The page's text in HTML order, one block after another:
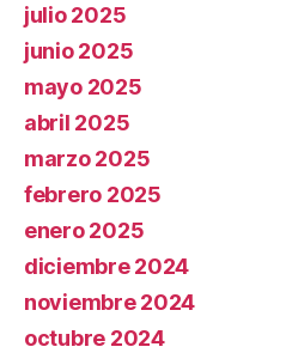
julio 2025
junio 2025
mayo 2025
abril 2025
marzo 2025
febrero 2025
enero 2025
diciembre 2024
noviembre 2024
octubre 2024